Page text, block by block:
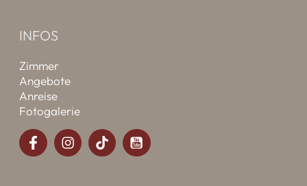
INFOS
Zimmer
Angebote
Anreise
Fotogalerie